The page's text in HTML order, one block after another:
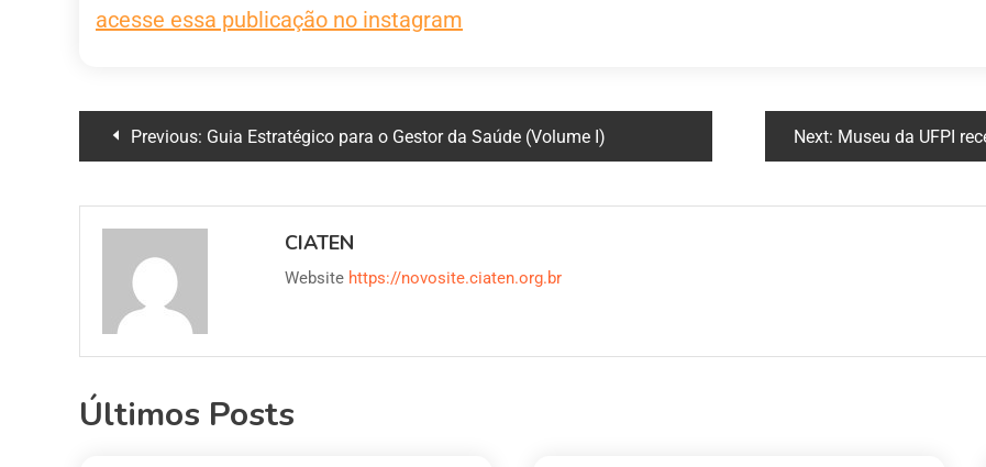
acesse essa publicação no instagram
Previous: Guia Estratégico para o Gestor da Saúde (Volume I) Next: Museu da UFPI recebe nessa
CIATEN
Website https://novosite.ciaten.org.br
Últimos Posts